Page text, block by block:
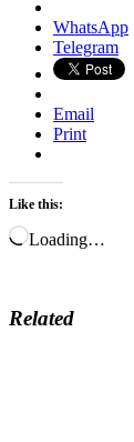
WhatsApp
Telegram
Email
Print
Like this:
Loading…
Related